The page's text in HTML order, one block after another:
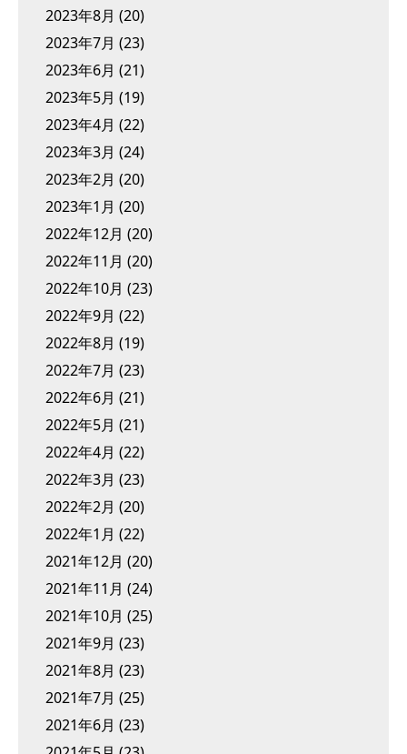
2023年8月 (20)
2023年7月 (23)
2023年6月 (21)
2023年5月 (19)
2023年4月 (22)
2023年3月 (24)
2023年2月 (20)
2023年1月 (20)
2022年12月 (20)
2022年11月 (20)
2022年10月 (23)
2022年9月 (22)
2022年8月 (19)
2022年7月 (23)
2022年6月 (21)
2022年5月 (21)
2022年4月 (22)
2022年3月 (23)
2022年2月 (20)
2022年1月 (22)
2021年12月 (20)
2021年11月 (24)
2021年10月 (25)
2021年9月 (23)
2021年8月 (23)
2021年7月 (25)
2021年6月 (23)